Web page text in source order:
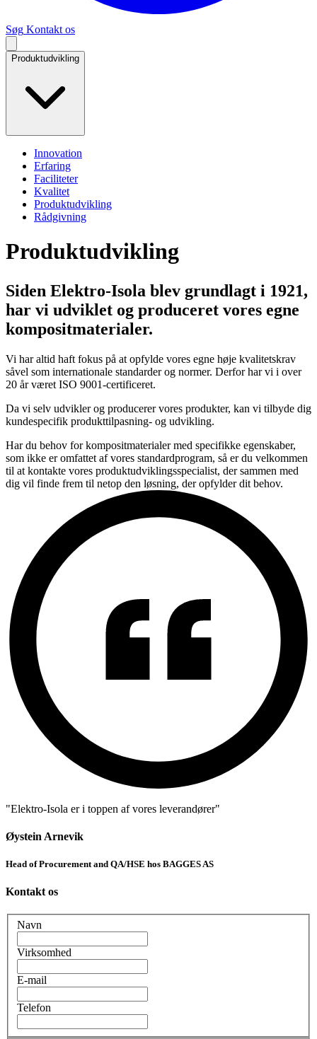
Søg Kontakt os
Produktudvikling
Innovation
Erfaring
Faciliteter
Kvalitet
Produktudvikling
Rådgivning
Produktudvikling
Siden Elektro-Isola blev grundlagt i 1921,
har vi udviklet og produceret vores egne
kompositmaterialer.
Vi har altid haft fokus på at opfylde vores egne høje kvalitetskrav
såvel som internationale standarder og normer. Derforhar vi i over
20 år været ISO 9001-certificeret.
Da vi selv udvikler og producerer vores produkter, kan vi tilbyde dig
kundespecifik produkttilpasning- og udvikling.
Har du behov for kompositmaterialer med specifikke egenskaber,
som ikke er omfattet af vores standardprogram, så er du velkommen
til at kontakte vores produktudviklingsspecialist, der sammen med
dig vil finde frem til netop den løsning, der opfylder dit behov.
"Elektro-Isola er i toppen af vores leverandører"
Øystein Arnevik
Head of Procurement and QA/HSE hos BAGGES AS
Kontakt os
Navn
Virksomhed
E-mail
Telefon